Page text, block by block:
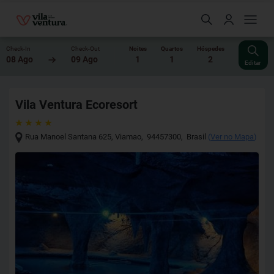
Check-In
08 Ago
Check-Out
09 Ago
Noites
1
Quartos
1
Hóspedes
2 Editar
Vila Ventura Ecoresort
Rua Manoel Santana 625,Viamao, 94457300, Brasil (Ver no Mapa)